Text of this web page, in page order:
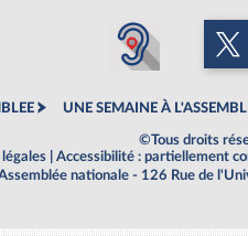
UNE SEMAINE À
©Tous droits
Accessibilité : partiellement
nationale - 126 Rue de